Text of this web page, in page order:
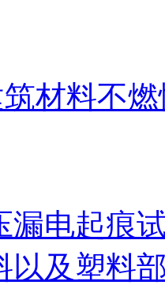
材料不
漏电起痕
以及塑料